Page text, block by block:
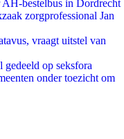
bestelbus in Dordrecht
zorgprofessional Jan
vraagt uitstel van
op seksfora
onder toezicht om